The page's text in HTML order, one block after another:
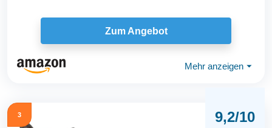
Zum Angebot
Mehr anzeigen ⏷
3 9,2/10